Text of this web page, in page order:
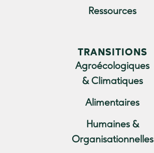
Ressources
TRANSITIONS
Agroécologiques
& Climatiques
Alimentaires
Humaines &
Organisationnelles